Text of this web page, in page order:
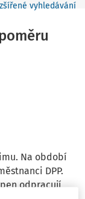
vyhledávání
Na období
DPP.
odpracují